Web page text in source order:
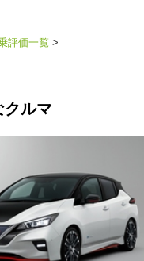
評価一覧 >
クルマ